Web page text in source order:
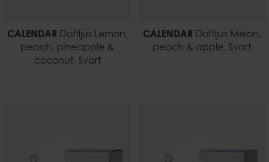
CALENDARDoftljus Lemon,
peach, pineapple &
coconut, Svart
CALENDARDoftljus Melon,
peach & apple, Svart